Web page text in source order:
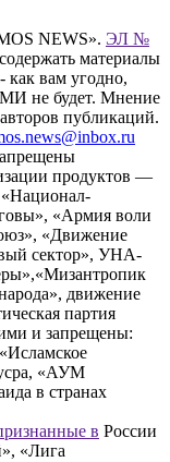
NEWS». ЭЛ №
материалы
как вам угодно,
не будет. Мнение
публикаций.
продуктов —
«Национал-
«Армия воли
«Движение
сектор», УНА-
движение
партия
и запрещены:
«АУМ
в странах
в России
«Лига